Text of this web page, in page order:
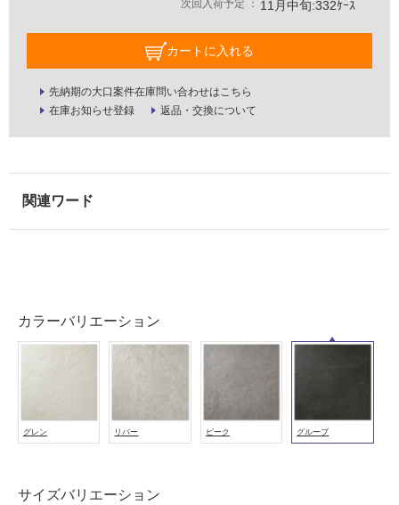
次回入荷予定 11月中旬:332ｹｰｽ
カートに入れる
先納期の大口案件在庫問い合わせはこちら
在庫お知らせ登録
返品・交換について
カラーバリエーション
グレン リバー ピーク グルーブ
サイズバリエーション
外
壁・
室
使
可
可
能
以
用